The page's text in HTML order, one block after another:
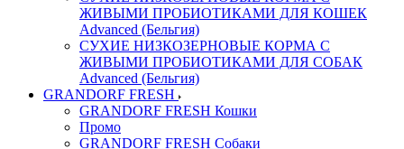
ЖИВЫМИ ПРОБИОТИКАМИ ДЛЯ КОШЕК
Advanced (Бельгия)
СУХИЕ НИЗКОЗЕРНОВЫЕ КОРМА С
ЖИВЫМИ ПРОБИОТИКАМИ ДЛЯ СОБАК
Advanced (Бельгия)
GRANDORF FRESH
GRANDORF FRESH Кошки
Промо
GRANDORF FRESH Собаки